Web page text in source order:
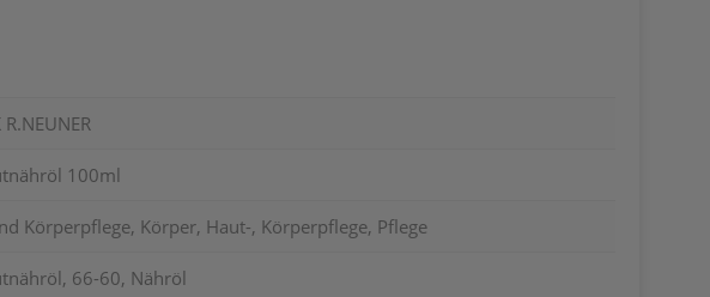
100ml
Körperpflege, Körper, Haut-, Körperpflege, Pflege
66-60, Nähröl